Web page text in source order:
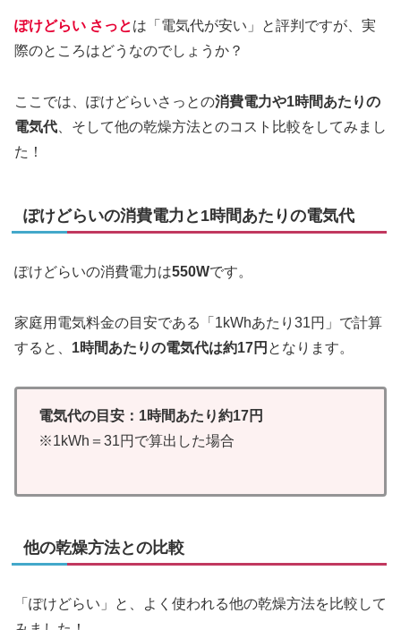
ぽけどらい さっとは「電気代が安い」と評判ですが、実
際のところはどうなのでしょうか？
ここでは、ぽけどらいさっとの消費電力や1時間あたりの
電気代 、そして他の乾燥方法とのコスト比較をしてみまし
た！
ぽけどらいの消費電力と1時間あたりの電気代
ぽけどらいの消費電力は550Wです。
家庭用電気料金の目安である「1kWhあたり31円」で計算
すると、 1時間あたりの電気代は約17円 となります。
電気代の目安：1時間あたり約17円
※1kWh＝31円で算出した場合
他の乾燥方法との比較
「ぽけどらい」と、よく使われる他の乾燥方法を比較して